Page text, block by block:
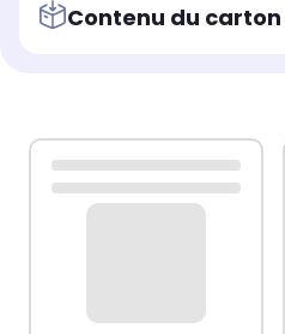
Contenu du carton